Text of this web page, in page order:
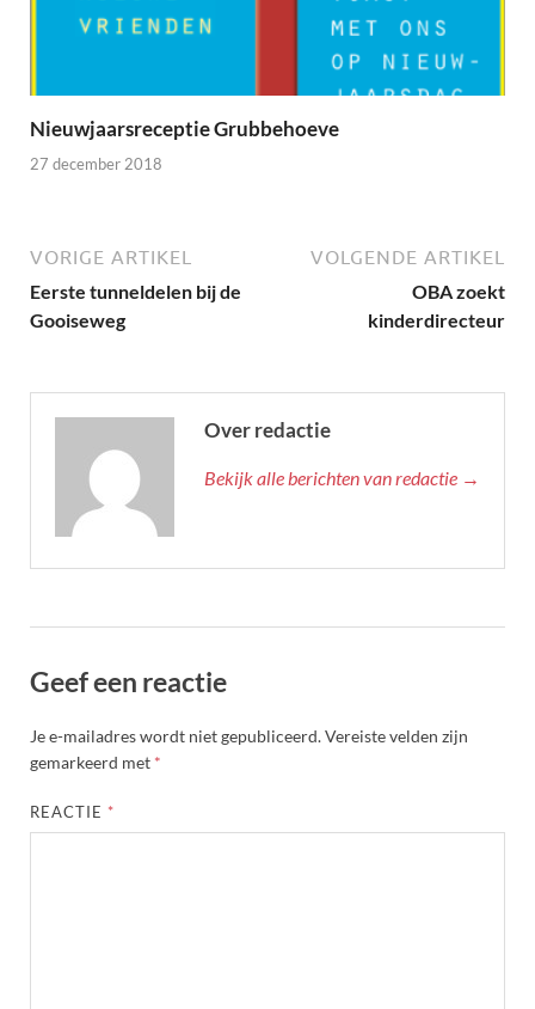
Nieuwjaarsreceptie Grubbehoeve
27 december 2018
VORIGE ARTIKEL
Eerste tunneldelen bij de
Gooiseweg
VOLGENDE ARTIKEL
OBA zoekt
kinderdirecteur
Over redactie
Bekijk alle berichten van redactie →
Geef een reactie
Je e-mailadres wordt niet gepubliceerd.Vereiste velden zijn
gemarkeerd met *
REACTIE *